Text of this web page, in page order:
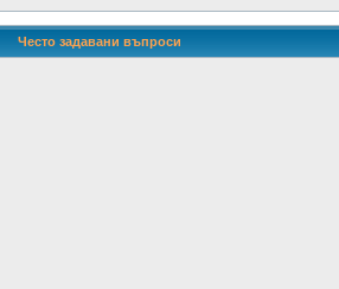
Често задавани въпроси